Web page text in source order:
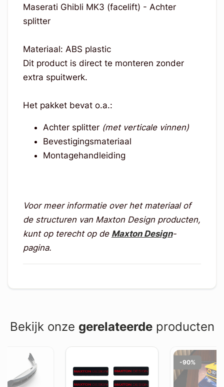
Maserati Ghibli MK3 (facelift) - Achter
splitter
Materiaal: ABS plastic
Dit product is direct te monteren zonder
extra spuitwerk.
Het pakket bevat o.a.:
Achter splitter (met verticale vinnen)
Bevestigingsmateriaal
Montagehandleiding
Voor meer informatie over het materiaal of
de structuren van Maxton Design producten,
kunt op terecht op de Maxton Design-
pagina.
Bekijk onze gerelateerdeproducten
-90%